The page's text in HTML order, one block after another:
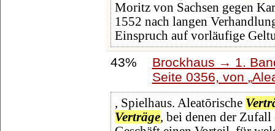
Moritz von Sachsen gegen
1552 nach langen
Einspruch auf vorläufige
43%
Brockhaus → 1.
Seite 0356, von
, Spielhaus. Aleatōrische
Verträge, bei denen der Zufall